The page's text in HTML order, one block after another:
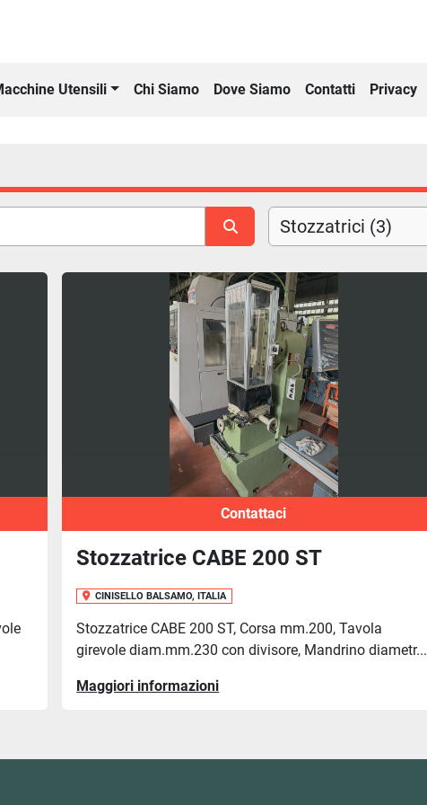
Macchine Utensili Chi Siamo Dove Siamo Contatti Privacy
Stozzatrici (3)
Contattaci
Stozzatrice CABE 200 ST
CINISELLO BALSAMO, ITALIA
Stozzatrice CABE 200 ST, Corsa mm.200, Tavola
girevole diam.mm.230 con divisore, Mandrino diametr...
Maggiori informazioni